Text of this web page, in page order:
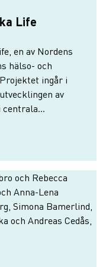
Life
en av Nordens
hälso- och
ingår i
av
centrala